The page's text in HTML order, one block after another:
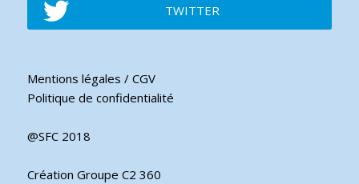
TWITTER
Mentions légales / CGV
Politique de confidentialité
@SFC 2018
Création Groupe C2 360